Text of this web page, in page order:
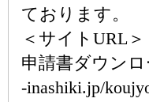
ております。
＜サイトURL
申請書ダウンロ
-inashiki.jp/